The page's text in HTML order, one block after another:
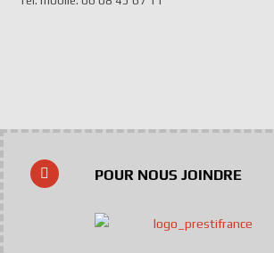
POUR NOUS JOINDRE